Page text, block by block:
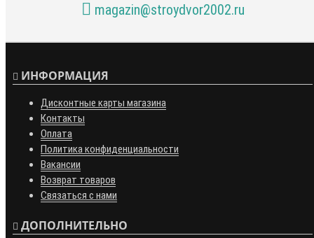
magazin@stroydvor2002.ru
ИНФОРМАЦИЯ
Дисконтные карты магазина
Контакты
Оплата
Политика конфиденциальности
Вакансии
Возврат товаров
Связаться с нами
ДОПОЛНИТЕЛЬНО